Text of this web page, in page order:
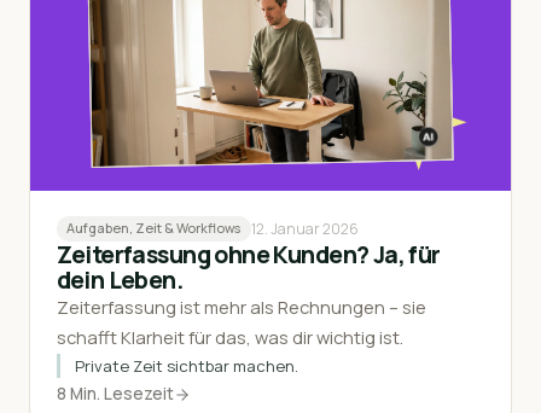
Aufgaben, Zeit & Workflows 12. Januar 2026
Zeiterfassung ohne Kunden? Ja, für
dein Leben.
Zeiterfassung ist mehr als Rechnungen – sie
schafft Klarheit für das, was dir wichtig ist.
Private Zeit sichtbar machen.
8 Min. Lesezeit